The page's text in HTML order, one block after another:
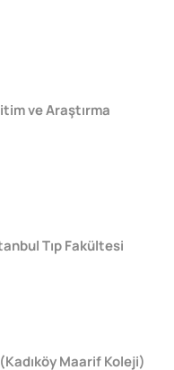
ve Araştırma
Tıp Fakültesi
Maarif Koleji)